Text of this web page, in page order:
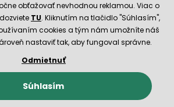
Obchodné podmienky
Nastavenie cookies
a technicky zaisťujeSIMPLIA.cz
obťažovať nevhodnou reklamou. Viac o
TU. Kliknutím na tlačidlo "Súhlasím",
cookies a tým nám umožníte náš
nastaviť tak, aby fungoval správne.
Odmietnuť
Súhlasím